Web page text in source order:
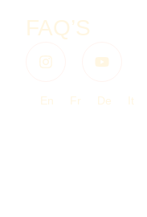
FAQ’S
En Fr De It